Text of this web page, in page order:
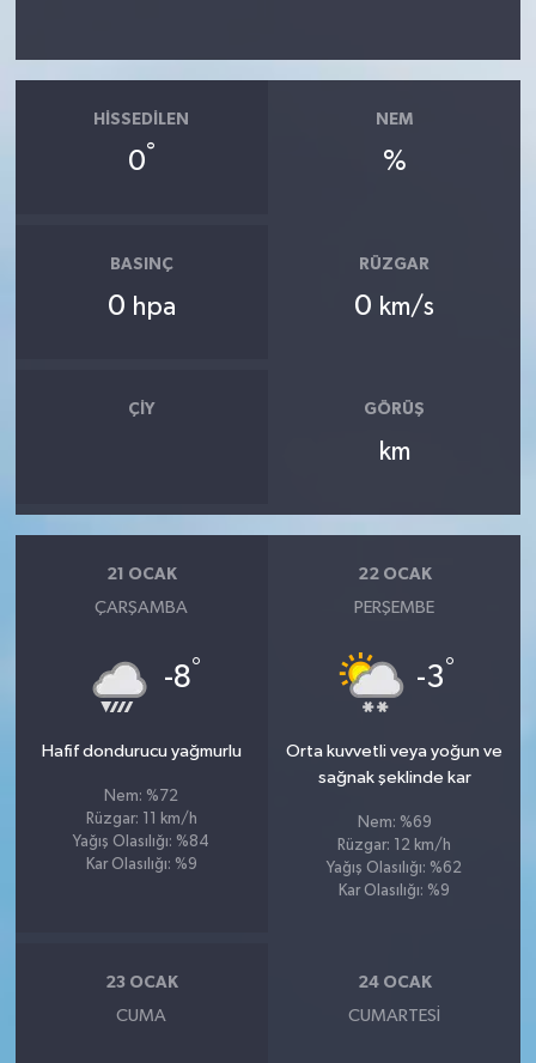
HISSEDILEN
0°
NEM
%
BASINÇ
0 hpa
RÜZGAR
0 km/s
ÇIY GÖRÜŞ
km
21 OCAK
ÇARŞAMBA
-8°
Hafif dondurucu yağmurlu
Nem: %72
Rüzgar: 11 km/h
Yağış Olasılığı: %84
Kar Olasılığı: %9
22 OCAK
PERŞEMBE
-3°
Orta kuvvetli veya yoğun ve
sağnak şeklinde kar
Nem: %69
Rüzgar: 12 km/h
Yağış Olasılığı: %62
Kar Olasılığı: %9
23 OCAK
CUMA
24 OCAK
CUMARTESI